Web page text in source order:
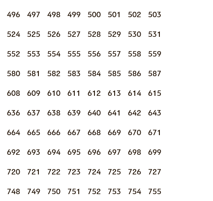
496 497 498 499 500 501 502 503
524 525 526 527 528 529 530 531
552 553 554 555 556 557 558 559
580 581 582 583 584 585 586 587
608 609 610 611 612 613 614 615
636 637 638 639 640 641 642 643
664 665 666 667 668 669 670 671
692 693 694 695 696 697 698 699
720 721 722 723 724 725 726 727
748 749 750 751 752 753 754 755